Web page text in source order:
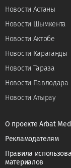
Новости Астаны
Новости Шымкента
Новости Актобе
Новости Караганды
Новости Тараза
Новости Павлодара
Новости Атырау
О проекте Arbat
Рекламодателям
Правила
материалов